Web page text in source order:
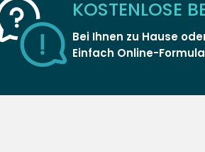
KOSTENLOSE
Bei Ihnen zu Hause
Einfach Online-